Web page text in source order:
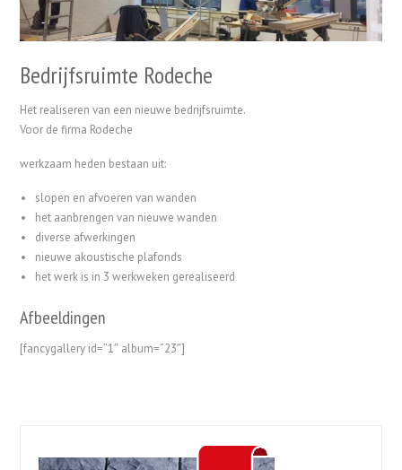
Bedrijfsruimte Rodeche
Het realiseren van een nieuwe bedrijfsruimte.
Voor de firma Rodeche
werkzaam heden bestaan uit:
slopen en afvoeren van wanden
het aanbrengen van nieuwe wanden
diverse afwerkingen
nieuwe akoustische plafonds
het werk is in 3 werkweken gerealiseerd
Afbeeldingen
[fancygallery id=”1″ album=”23″]